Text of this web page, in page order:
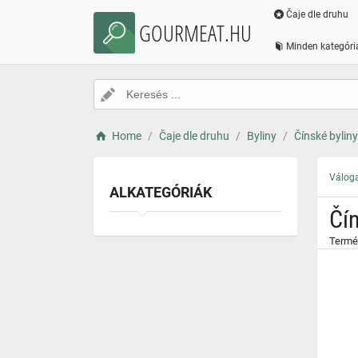
GOURMEAT.HU
Čaje dle druhu
Minden
Home Čaje dle druhu Byliny Čínské byliny
ALKATEGÓRIÁK